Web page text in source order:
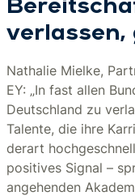
verlassen,
Nathalie Mielke,
EY: „In fast allen
Deutschland zu
Talente, die ihre
derart
positives Signal –
angehenden